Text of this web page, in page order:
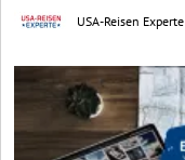
USA-Reisen Experte